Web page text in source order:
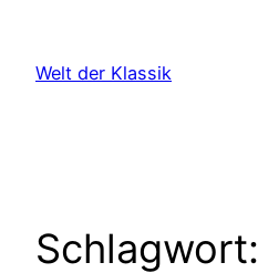
springen
Welt der Klassik
Schlagwort: